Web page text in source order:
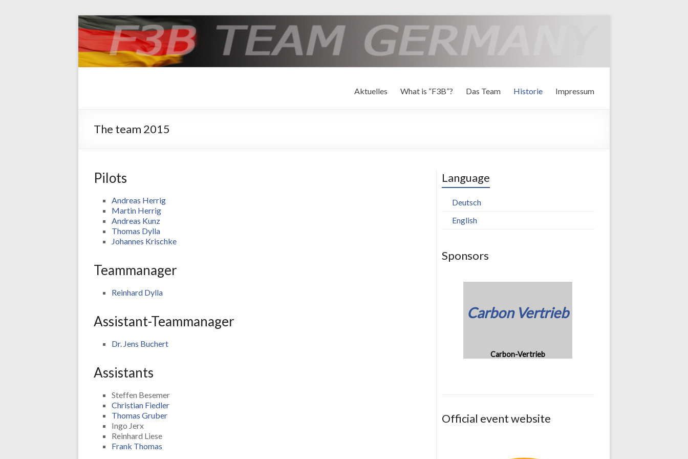
Aktuelles What is “F3B”? Das Team Historie Impressum
The team 2015
Pilots
Andreas Herrig
Martin Herrig
Andreas Kunz
Thomas Dylla
Johannes Krischke
Teammanager
Reinhard Dylla
Assistant-Teammanager
Dr. Jens Buchert
Assistants
Steffen Besemer
Christian Fiedler
Thomas Gruber
Ingo Jerx
Reinhard Liese
Frank Thomas
Language
Deutsch
English
Sponsors
Carbon Vertrieb
Carbon-Vertrieb
Official event website